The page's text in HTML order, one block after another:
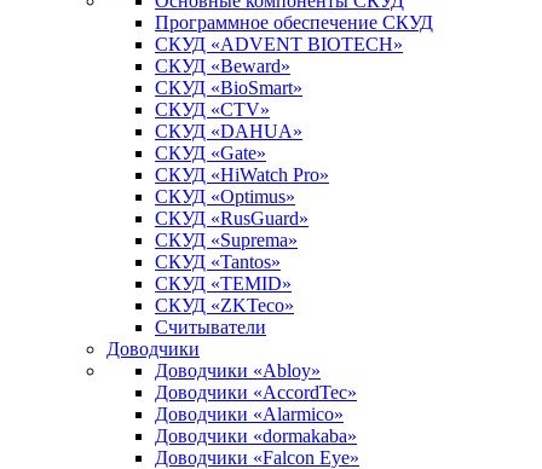
Программное обеспечение СКУД
СКУД «ADVENT BIOTECH»
СКУД «Beward»
СКУД «BioSmart»
СКУД «CTV»
СКУД «DAHUA»
СКУД «Gate»
СКУД «HiWatch Pro»
СКУД «Optimus»
СКУД «RusGuard»
СКУД «Suprema»
СКУД «Tantos»
СКУД «TEMID»
СКУД «ZKTeco»
Считыватели
Доводчики
Доводчики «Abloy»
Доводчики «AccordTec»
Доводчики «Alarmico»
Доводчики «dormakaba»
Доводчики «Falcon Eye»